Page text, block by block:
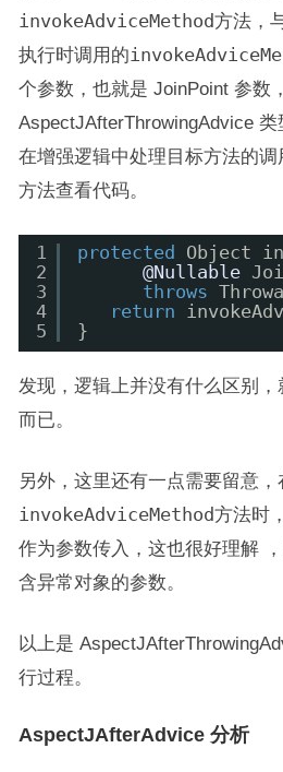
invokeAdviceMethod方法，
执行时调用的
个参数，也就是 JoinPoint 参数
AspectJAfterThrowingAdvice
在增强逻辑中处理目标方法的
方法查看代码。
1
2
3
4
5
protected
Object
@Nullable
throws
return
}
发现，逻辑上并没有什么区别
而已。
另外，这里还有一点需要留意，
invokeAdviceMethod方法时
作为参数传入，这也很好理解
含异常对象的参数。
以上是
行过程。
AspectJAfterAdvice 分析